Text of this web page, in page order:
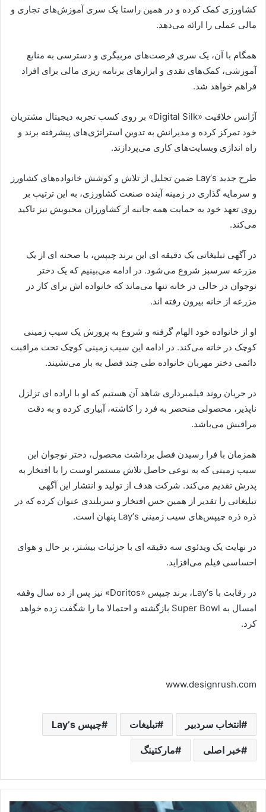
کشاورزی کمک کرده و در همین راستا یک سری آموزش‌های تجاری و
مالی عملی را ارائه می‌‌دهد.
همگام با آن، یک سری فرصت‌های مربیگری و دسترسی به منابع
آموزشی، کمک‌های نقدی و ابزار‌های برنامه ریزی مالی برای افراد
فراهم خواهد شد.
آژانس خلاقیت «Digital Silk» بر روی کسب تجربه دیجیتال مشتریان
خود تمرکز کرده و مدیرانش به تدوین استراتژی‌های پیشرفته برند و
راه اندازی وبسایت‌های کاری می‌پردازند.
طرح جدید Layʼs ضمن تجلیل از تلاش و کوشش خانواده‌های کشاورز
و سرمایه گذاری در زمینه آینده صنعت کشاورزی، به این ترتیب بر
روی تعهد خود به حمایت همه جانبه از کشاورزان محبوبش نیز تاکید
می‌کند.
در آگهی تبلیغاتی یک دقیقه ای این برند چیپس، با صحنه ای از یک
مزرعه سرسبز شروع می‌شود. در ادامه می‌بینیم که یک دختر
نوجوان در حالی در خانه تنها می‌ماند که خانواده اش برای کار در
مزرعه از خانه بیرون رفته اند.
او از خانواده خود الهام گرفته و شروع به پرورش یک سیب زمینی
کوچک در خانه می‌کند. در ادامه این سیب زمینی کوچک تحت مراقبت
دائمی دختر مهربان خانواده طی چند فصل به بار می‌نشیند.
در جریان روند فیلمبرداری شاهد آن هستیم که او با اراده ای تزلزل
ناپذیر، محصولی منحصر به فرد را کاشته، آبیاری کرده و به دقت
مراقبش می‌باشد.
همزمان با فرا رسیدن فصل برداشت محصول، دختر نوجوان این
سیب زمینی که به نوعی حاصل تلاش مستمر اوست را با افتخار به
پدرش تقدیم می‌کند. شرکت هدف از تولید و انتشار این آگهی
تبلیغاتی را تقدیر از همین حس افتخار و سربلندی عنوان کرده که در
ذره ذره چیپس‌های سیب زمینی Layʼs پنهان است.
در نهایت یک ویدئوی سه دقیقه ای با جزئیات بیشتر، بر حال و هوای
احساسی فیلم می‌افزاید.
در رقابت با Layʼs، برند چیپس «Doritos» نیز پس از ده سال وقفه
امسال به Super Bowl بازگشته و احتمالا ما را شگفت زده خواهد
کرد.
www.designrush.com
انتخاب سردبیر تبلیغات چیپس Layʼs
خبر اصلی مارکتینگ